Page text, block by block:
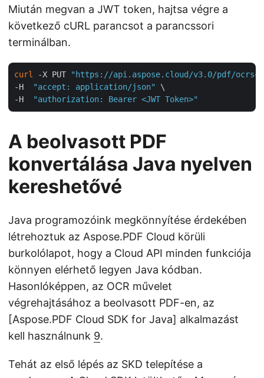
Miután megvan a JWT token, hajtsa végre a
következő cURL parancsot a parancssori
terminálban.
curl -X PUT
"https://api.aspose.cloud/v3.0/pdf/
-H
"accept: application/json"
\
-H
"authorization: Bearer <JWT Token>"
A beolvasott PDF
konvertálása Java nyelven
kereshetővé
Java programozóink megkönnyítése érdekében
létrehoztuk az Aspose.PDF Cloud körüli
burkolólapot, hogy a Cloud API minden funkciója
könnyen elérhető legyen Java kódban.
Hasonlóképpen, az OCR művelet
végrehajtásához a beolvasott PDF-en, az
[Aspose.PDF Cloud SDK for Java] alkalmazást
kell használnunk 9.
Tehát az első lépés az SKD telepítése a